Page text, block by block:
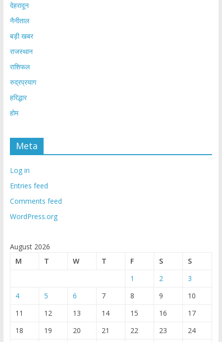
देहरादून
नैनीताल
बड़ी खबर
राजस्थान
राशिफल
रुद्रप्रयाग
हरिद्धार
होम
Meta
Log in
Entries feed
Comments feed
WordPress.org
August 2026
M
T W T F S
S
1
2
3
4
5 6 7 8 9
10
11
12 13 14 15 16
17
18
19 20 21 22 23 24